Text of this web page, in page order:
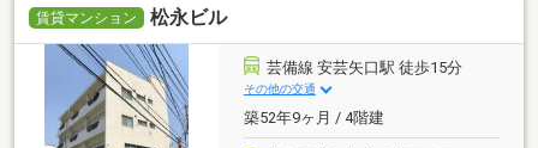
賃貸マンション 松永ビル
芸備線 安芸矢口駅 徒歩15分
その他の交通
築52年9ヶ月 / 4階建